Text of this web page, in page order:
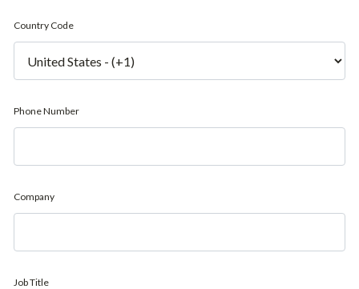
Country Code
Phone Number
Company
Job Title